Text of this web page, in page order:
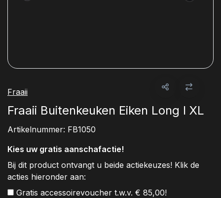
Fraaii
Fraaii Buitenkeuken Eiken Long I XL
Artikelnummer: FB1050
Kies uw gratis aanschafactie!
Bij dit product ontvangt u beide actiekeuzes! Klik de
acties hieronder aan:
Gratis accessoirevoucher t.w.v. € 85,00!